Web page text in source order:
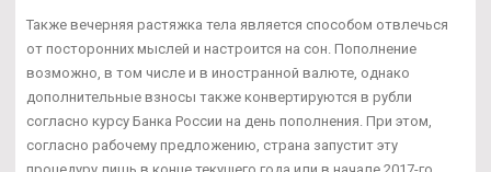
Также вечерняя растяжка тела является способом отвлечься
от посторонних мыслей и настроится на сон. Пополнение
возможно, в том числе и в иностранной валюте, однако
дополнительные взносы также конвертируются в рубли
согласно курсу Банка России на день пополнения. При этом,
согласно рабочему предложению, страна запустит эту